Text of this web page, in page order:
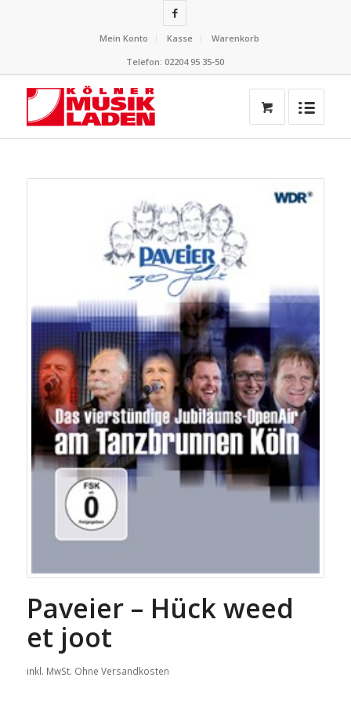
Mein Konto Kasse
Warenkorb
Telefon: 02204 95 35-50
Paveier – Hück weed
et joot
inkl. MwSt. Ohne Versandkosten